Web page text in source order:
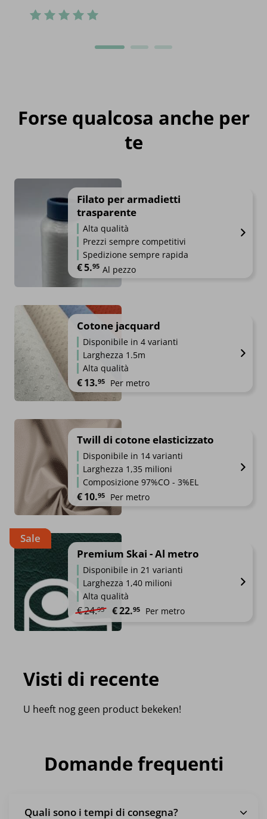
Forse qualcosa anche per
te
Filato per armadietti
trasparente
Alta qualità
Prezzi sempre competitivi
Spedizione sempre rapida
€5.95 Al pezzo
Cotone jacquard
Disponibile in 4 varianti
Larghezza 1.5m
Alta qualità
€13.95 Per metro
Twill di cotone elasticizzato
Disponibile in 14 varianti
Larghezza 1,35 milioni
Composizione 97%CO - 3%EL
€10.95 Per metro
Sale
Premium Skai - Al metro
Disponibile in 21 varianti
Larghezza 1,40 milioni
Alta qualità
€24.95 Il prezzo originale era: €24.95.
€22.95 Il prezzo attuale è: €22.95.
Per metro
Visti di recente
U heeft nog geen product bekeken!
Domande frequenti
Quali sono i tempi di consegna?